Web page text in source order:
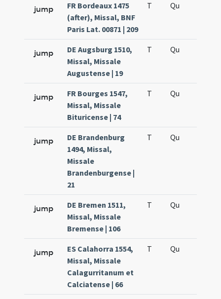
jump
FR Bordeaux 1475
(after), Missal, BNF
Paris Lat. 00871 | 209
T Qu
jump
DE Augsburg 1510,
Missal, Missale
Augustense | 19
T Qu
jump
FR Bourges 1547,
Missal, Missale
Bituricense | 74
T Qu
jump
DE Brandenburg
1494, Missal,
Missale
Brandenburgense |
21
T Qu
jump
DE Bremen 1511,
Missal, Missale
Bremense | 106
T Qu
jump
ES Calahorra 1554,
Missal, Missale
Calagurritanum et
Calciatense | 66
T Qu